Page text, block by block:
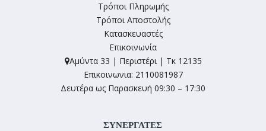
Τρόποι Πληρωμής
Τρόποι Αποστολής
Κατασκευαστές
Επικοινωνία
Αμύντα 33 | Περιστέρι | Τκ 12135
Επικοινωνια: 2110081987
Δευτέρα ως Παρασκευή 09:30 – 17:30
ΣΥΝΕΡΓΑΤΕΣ